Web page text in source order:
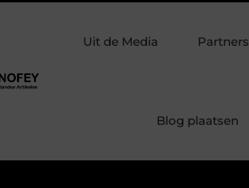
Uit de Media Partners
Blog plaatsen